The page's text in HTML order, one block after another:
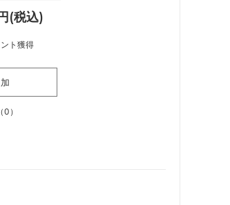
(税込)
ト獲得
0 ）